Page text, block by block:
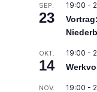
SEP.
23
19:00 -
OKT.
14
19:00 -
NOV. 19:00 -